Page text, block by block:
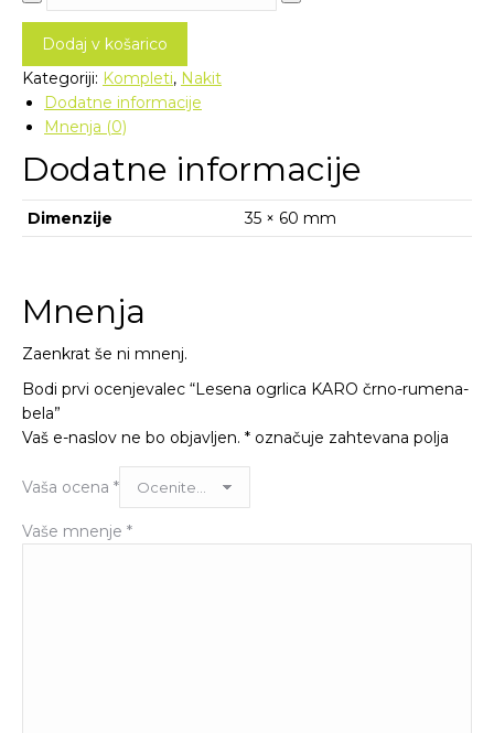
ogrlica
črno-
rumena-
bela
količina
Dodaj v košarico
Kategoriji: Kompleti, Nakit
Dodatne informacije
Mnenja (0)
Dodatne informacije
Dimenzije 35 × 60 mm
Mnenja
Zaenkrat še ni mnenj.
Bodi prvi ocenjevalec “Lesena ogrlica KARO črno-rumena-
bela”
Vaš e-naslov ne bo objavljen. * označuje zahtevana polja
Vaša ocena *
Vaše mnenje *